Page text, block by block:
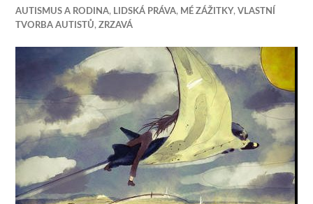
AUTISMUS A RODINA, LIDSKÁ PRÁVA, MÉ ZÁŽITKY, VLASTNÍ
TVORBA AUTISTŮ,ZRZAVÁ